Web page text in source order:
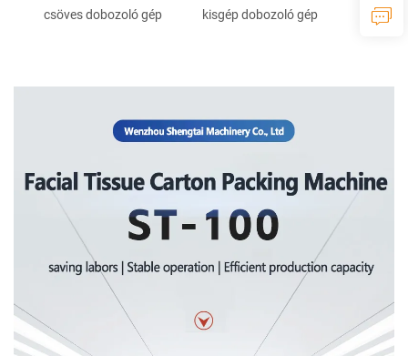
csöves dobozoló gép kisgép dobozoló gép